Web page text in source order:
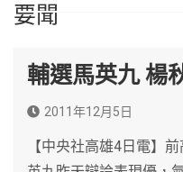
要聞
輔選馬英九 楊
2011年12月5日
【中央社高雄4日電】